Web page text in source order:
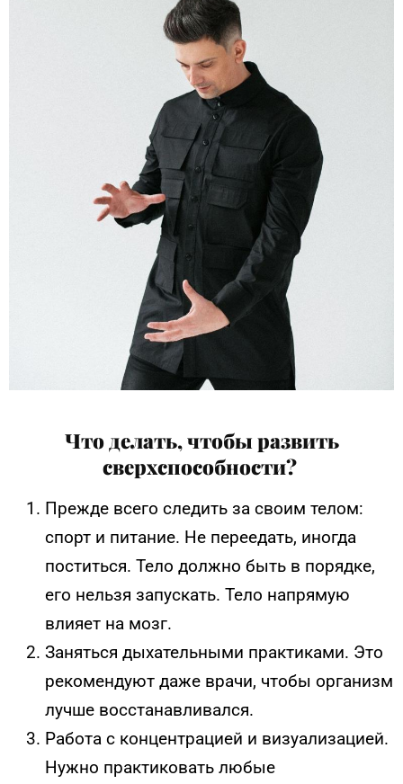
Что делать, чтобы развить
сверхспособности?
Прежде всего следить за своим телом:
спорт и питание. Не переедать, иногда
поститься. Тело должно быть в порядке,
его нельзя запускать. Тело напрямую
влияет на мозг.
Заняться дыхательными практиками. Это
рекомендуют даже врачи, чтобы организм
лучше восстанавливался.
Работа с концентрацией и визуализацией.
Нужно практиковать любые